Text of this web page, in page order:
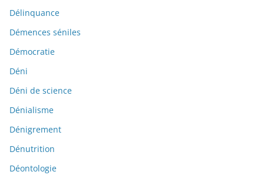
Délinquance
Démences séniles
Démocratie
Déni
Déni de science
Dénialisme
Dénigrement
Dénutrition
Déontologie